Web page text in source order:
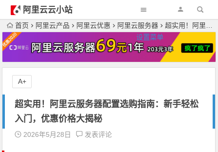
阿里云云小站
设置菜单
首页 阿里云产品 阿里云优惠 阿里云服务器 超实用！阿里云服务器配置选购指南：新手轻松入门，优惠价格大揭秘
超实用！阿里云服务器配置选购指南：新手轻松
入门，优惠价格大揭秘
2026年5月28日 发表评论
A+